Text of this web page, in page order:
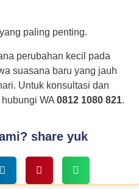
paling penting.
perubahan kecil pada
suasana baru yang jauh
Untuk konsultasi dan
WA 0812 1080 821.
share yuk